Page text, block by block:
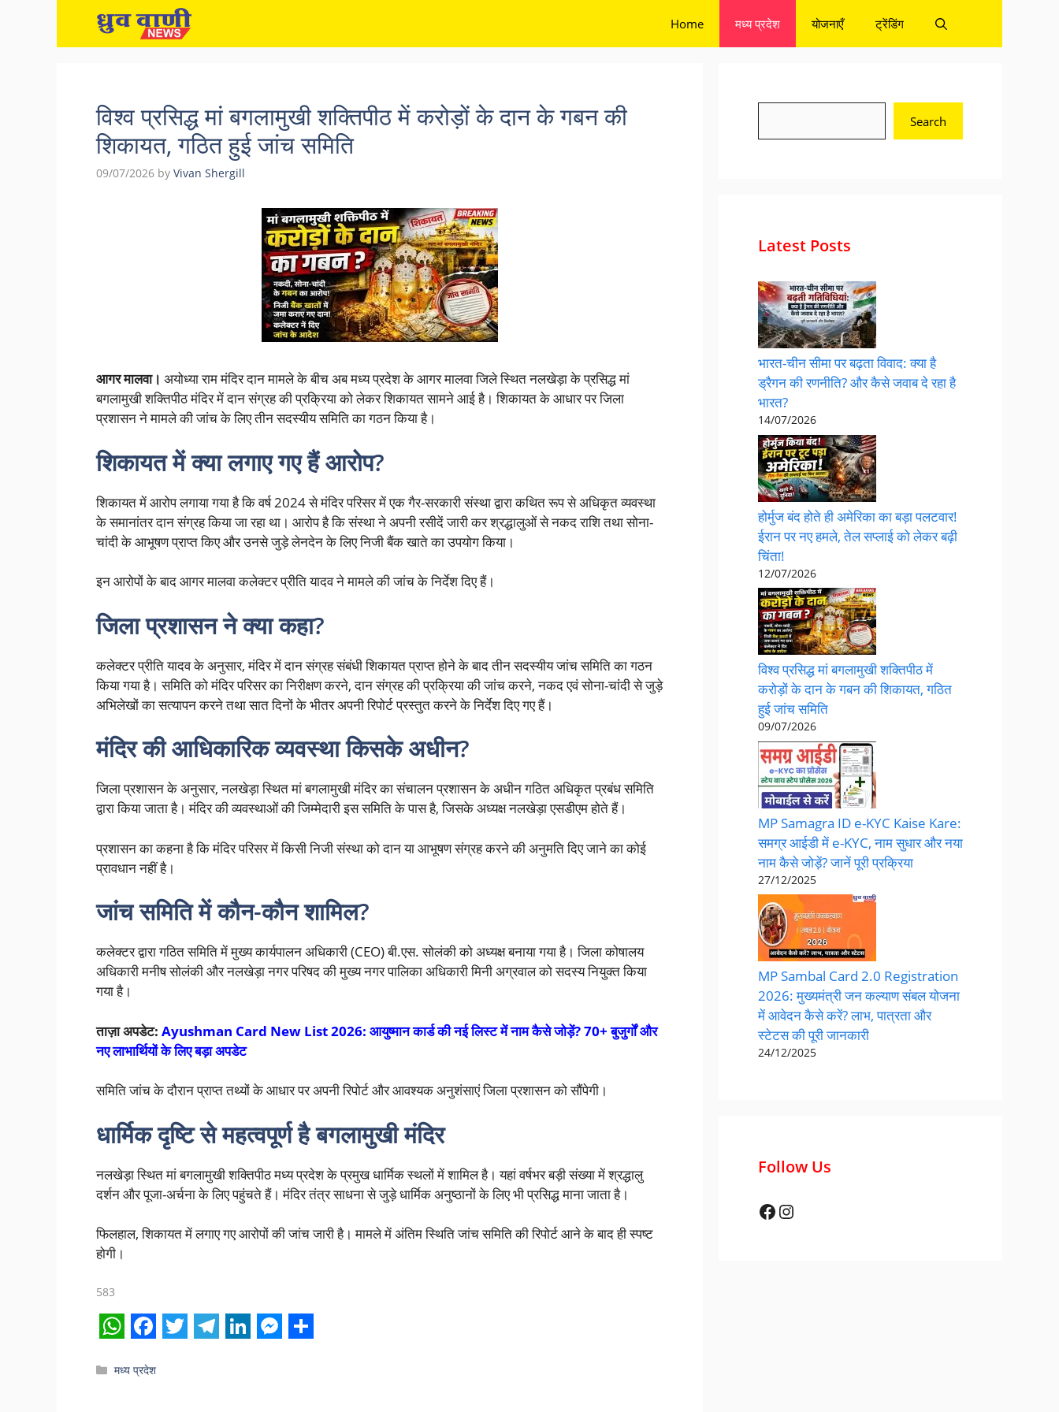
Home मध्य प्रदेश योजनाएँ ट्रेंडिंग
विश्व प्रसिद्ध मां बगलामुखी शक्तिपीठ में करोड़ों के दान के गबन की
शिकायत, गठित हुई जांच समिति
09/07/2026 by Vivan Shergill
आगर मालवा। अयोध्या राम मंदिर दान मामले के बीच अब मध्य प्रदेश के आगर मालवा जिले स्थित नलखेड़ा के प्रसिद्ध मां
बगलामुखी शक्तिपीठ मंदिर में दान संग्रह की प्रक्रिया को लेकर शिकायत सामने आई है। शिकायत के आधार पर जिला
प्रशासन ने मामले की जांच के लिए तीन सदस्यीय समिति का गठन किया है।
शिकायत में क्या लगाए गए हैं आरोप?
शिकायत में आरोप लगाया गया है कि वर्ष 2024 से मंदिर परिसर में एक गैर-सरकारी संस्था द्वारा कथित रूप से अधिकृत व्यवस्था
के समानांतर दान संग्रह किया जा रहा था। आरोप है कि संस्था ने अपनी रसीदें जारी कर श्रद्धालुओं से नकद राशि तथा सोना-
चांदी के आभूषण प्राप्त किए और उनसे जुड़े लेनदेन के लिए निजी बैंक खाते का उपयोग किया।
इन आरोपों के बाद आगर मालवा कलेक्टर प्रीति यादव ने मामले की जांच के निर्देश दिए हैं।
जिला प्रशासन ने क्या कहा?
कलेक्टर प्रीति यादव के अनुसार, मंदिर में दान संग्रह संबंधी शिकायत प्राप्त होने के बाद तीन सदस्यीय जांच समिति का गठन
किया गया है। समिति को मंदिर परिसर का निरीक्षण करने, दान संग्रह की प्रक्रिया की जांच करने, नकद एवं सोना-चांदी से जुड़े
अभिलेखों का सत्यापन करने तथा सात दिनों के भीतर अपनी रिपोर्ट प्रस्तुत करने के निर्देश दिए गए हैं।
मंदिर की आधिकारिक व्यवस्था किसके अधीन?
जिला प्रशासन के अनुसार, नलखेड़ा स्थित मां बगलामुखी मंदिर का संचालन प्रशासन के अधीन गठित अधिकृत प्रबंध समिति
द्वारा किया जाता है। मंदिर की व्यवस्थाओं की जिम्मेदारी इस समिति के पास है, जिसके अध्यक्ष नलखेड़ा एसडीएम होते हैं।
प्रशासन का कहना है कि मंदिर परिसर में किसी निजी संस्था को दान या आभूषण संग्रह करने की अनुमति दिए जाने का कोई
प्रावधान नहीं है।
जांच समिति में कौन-कौन शामिल?
कलेक्टर द्वारा गठित समिति में मुख्य कार्यपालन अधिकारी (CEO) बी.एस. सोलंकी को अध्यक्ष बनाया गया है। जिला कोषालय
अधिकारी मनीष सोलंकी और नलखेड़ा नगर परिषद की मुख्य नगर पालिका अधिकारी मिनी अग्रवाल को सदस्य नियुक्त किया
गया है।
ताज़ा अपडेट: Ayushman Card New List 2026: आयुष्मान कार्ड की नई लिस्ट में नाम कैसे जोड़ें? 70+ बुजुर्गों और
नए लाभार्थियों के लिए बड़ा अपडेट
समिति जांच के दौरान प्राप्त तथ्यों के आधार पर अपनी रिपोर्ट और आवश्यक अनुशंसाएं जिला प्रशासन को सौंपेगी।
धार्मिक दृष्टि से महत्वपूर्ण है बगलामुखी मंदिर
नलखेड़ा स्थित मां बगलामुखी शक्तिपीठ मध्य प्रदेश के प्रमुख धार्मिक स्थलों में शामिल है। यहां वर्षभर बड़ी संख्या में श्रद्धालु
दर्शन और पूजा-अर्चना के लिए पहुंचते हैं। मंदिर तंत्र साधना से जुड़े धार्मिक अनुष्ठानों के लिए भी प्रसिद्ध माना जाता है।
फिलहाल, शिकायत में लगाए गए आरोपों की जांच जारी है। मामले में अंतिम स्थिति जांच समिति की रिपोर्ट आने के बाद ही स्पष्ट
होगी।
583
h a
Categories
मध्य प्रदेश
Search
Latest Posts
भारत-चीन सीमा पर बढ़ता विवाद: क्या है
ड्रैगन की रणनीति? और कैसे जवाब दे रहा है
भारत?
14/07/2026
होर्मुज बंद होते ही अमेरिका का बड़ा पलटवार!
ईरान पर नए हमले, तेल सप्लाई को लेकर बढ़ी
चिंता!
12/07/2026
विश्व प्रसिद्ध मां बगलामुखी शक्तिपीठ में
करोड़ों के दान के गबन की शिकायत, गठित
हुई जांच समिति
09/07/2026
MP Samagra ID e-KYC Kaise Kare:
समग्र आईडी में e-KYC, नाम सुधार और नया
नाम कैसे जोड़ें? जानें पूरी प्रक्रिया
27/12/2025
​MP Sambal Card 2.0 Registration
2026: मुख्यमंत्री जन कल्याण संबल योजना
में आवेदन कैसे करें? लाभ, पात्रता और
स्टेटस की पूरी जानकारी
24/12/2025
Follow Us
Facebook
Instagram